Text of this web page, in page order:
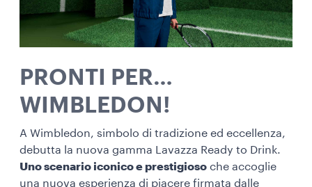
PRONTI PER…
WIMBLEDON!
A Wimbledon, simbolo di tradizione ed eccellenza,
debutta la nuova gamma Lavazza Ready to Drink.
Uno scenario iconico e prestigioso che accoglie
una nuova esperienza di piacere firmata dalle